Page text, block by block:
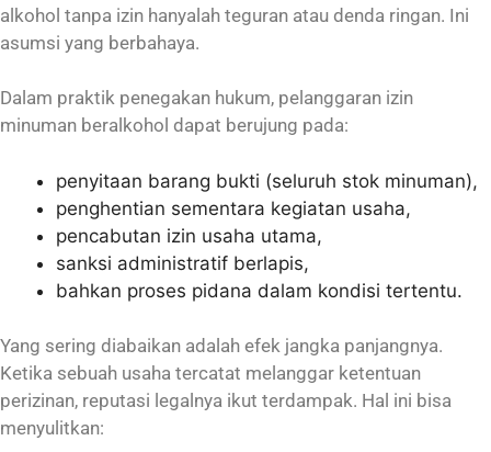
alkohol tanpa izin hanyalah teguran atau denda ringan. Ini
asumsi yang berbahaya.
Dalam praktik penegakan hukum, pelanggaran izin
minuman beralkohol dapat berujung pada:
penyitaan barang bukti (seluruh stok minuman),
penghentian sementara kegiatan usaha,
pencabutan izin usaha utama,
sanksi administratif berlapis,
bahkan proses pidana dalam kondisi tertentu.
Yang sering diabaikan adalah efek jangka panjangnya.
Ketika sebuah usaha tercatat melanggar ketentuan
perizinan, reputasi legalnya ikut terdampak. Hal ini bisa
menyulitkan: